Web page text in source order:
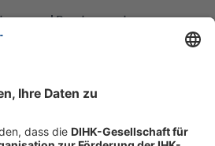
und Beratung unter: